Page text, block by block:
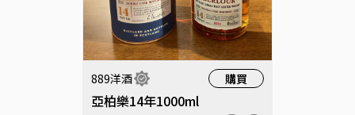
889洋酒 購買
亞柏樂14年1000ml